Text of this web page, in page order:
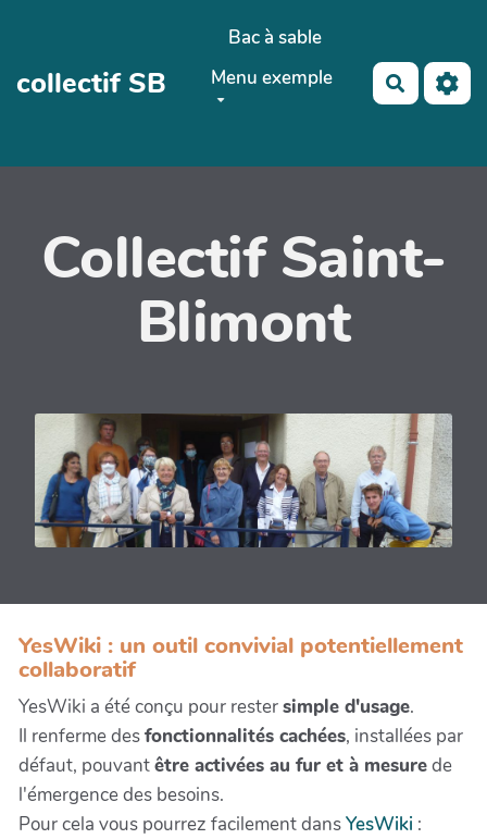
Aller au contenu principal
collectif SB
Bac à sable
Menu exemple
Collectif Saint-
Blimont
YesWiki : un outil convivial potentiellement
collaboratif
YesWiki a été conçu pour restersimple d'usage.
Il renferme desfonctionnalités cachées, installées par
défaut, pouvantêtre activées au fur et à mesurede
l'émergence des besoins.
Pour cela vous pourrez facilement dansYesWiki :